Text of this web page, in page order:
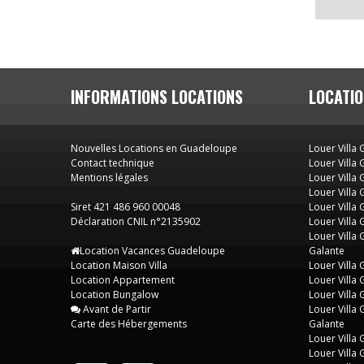
INFORMATIONS LOCATIONS
Nouvelles Locations en Guadeloupe
Contact technique
Mentions légales
Siret 421 486 960 00048
Déclaration CNIL n°2135902
Location Vacances Guadeloupe
Location Maison Villa
Location Appartement
Location Bungalow
Avant de Partir
Carte des Hébergements
Louer Villa
Louer Villa
Louer Villa
Louer Villa
Louer Villa
Louer Villa
Louer Villa
Galante
Louer Villa
Louer Villa
Louer Villa
Louer Villa
Galante
Louer Villa
Louer Villa